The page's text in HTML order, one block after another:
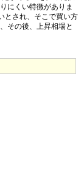
にくい特徴がありま
とされ、そこで買い方
その後、上昇相場と